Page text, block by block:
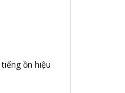
ồn hiệu